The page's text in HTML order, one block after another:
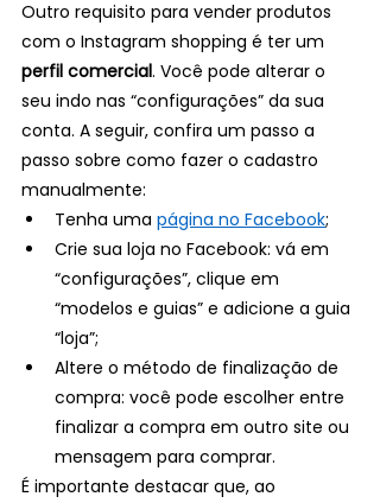
Outro requisito para vender produtos
com o Instagram shopping é ter um
perfil comercial. Você pode alterar o
seu indo nas “configurações” da sua
conta. A seguir, confira um passo a
passo sobre como fazer o cadastro
manualmente:
Tenha uma página no Facebook;
Crie sua loja no Facebook: vá em
“configurações”, clique em
“modelos e guias” e adicione a guia
“loja”;
Altere o método de finalização de
compra: você pode escolher entre
finalizar a compra em outro site ou
mensagem para comprar.
É importante destacar que, ao